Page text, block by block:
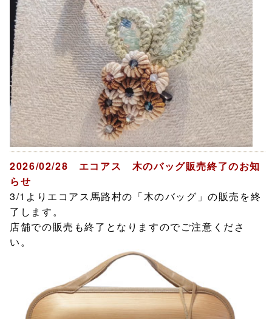
2026/02/28 エコアス 木のバッグ販売終了のお知
らせ
3/1よりエコアス馬路村の「木のバッグ」の販売を終
了します。
店舗での販売も終了となりますのでご注意くださ
い。